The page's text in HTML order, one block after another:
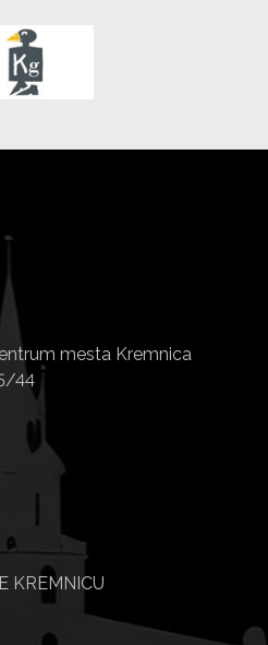
mesta Kremnica
44
KREMNICU